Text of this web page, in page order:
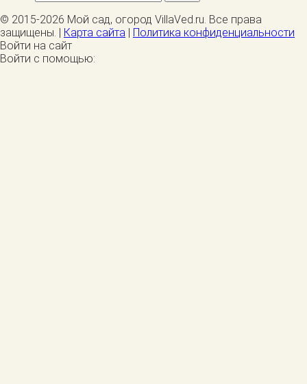
© 2015-2026 Мой сад, огород VillaVed.ru. Все права
защищены. | Карта сайта | Политика конфиденциальности
Войти на сайт
Войти с помощью: